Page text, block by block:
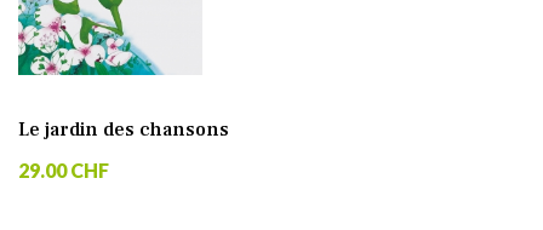
Le jardin des chansons
29.00 CHF